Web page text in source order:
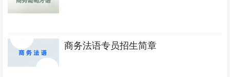
商务法语专员招生简章